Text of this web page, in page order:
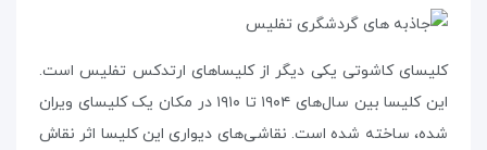
کلیسای کاشوتی یکی دیگر از کلیساهای ارتدکس تفلیس است.
این کلیسا بین سال‌های ۱۹۰۴ تا ۱۹۱۰ در مکان یک کلیسای ویران
شده، ساخته شده است. نقاشی‌های دیواری این کلیسا اثر نقاش